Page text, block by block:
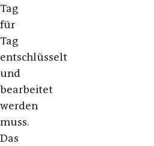
Tag
für
Tag
entschlüsselt
und
bearbeitet
werden
muss.
Das